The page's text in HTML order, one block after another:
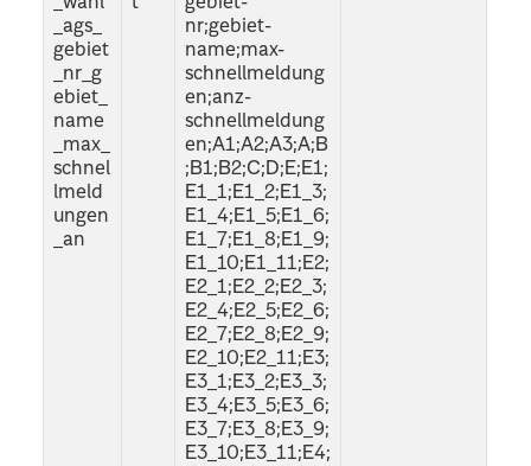
_ags_
gebiet
_nr_g
ebiet_
name
_max_
schnel
lmeld
ungen
_an
nr;gebiet-
name;max-
schnellmeldung
en;anz-
schnellmeldung
en;A1;A2;A3;A;B
;B1;B2;C;D;E;E1;
E1_1;E1_2;E1_3;
E1_4;E1_5;E1_6;
E1_7;E1_8;E1_9;
E1_10;E1_11;E2;
E2_1;E2_2;E2_3;
E2_4;E2_5;E2_6;
E2_7;E2_8;E2_9;
E2_10;E2_11;E3;
E3_1;E3_2;E3_3;
E3_4;E3_5;E3_6;
E3_7;E3_8;E3_9;
E3_10;E3_11;E4;